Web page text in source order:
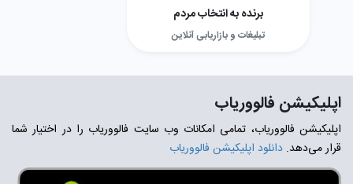
برنده به انتخاب مردم
تبلیغات و بازاریابی آنلاین
اپلیکیشن فالووریاب
اپلیکیشن فالووریاب، تمامی امکانات وب سایت فالووریاب را در اختیار شما
قرار می‌دهد. دانلود اپلیکیشن فالووریاب